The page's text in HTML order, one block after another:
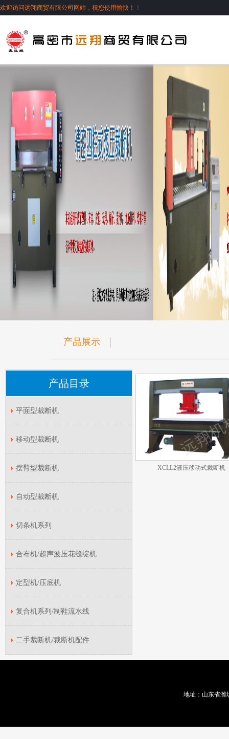
欢迎访问远翔商贸有限公司网站，祝您使用愉快！ ！
产品展示
产品目录
平面型裁断机
移动型裁断机
摆臂型裁断机
自动型裁断机
切条机系列
合布机/超声波压花缝绽机
定型机/压底机
复合机系列/制鞋流水线
二手裁断机/裁断机配件
XCLL2液压移动式裁断机
地址：山东省潍